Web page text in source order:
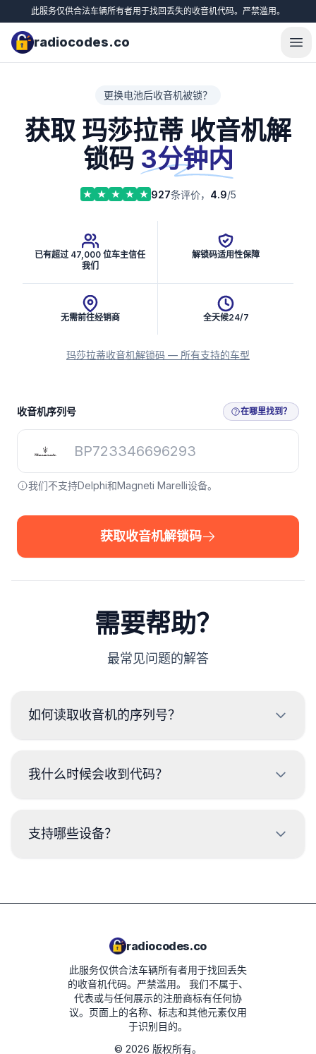
此服务仅供合法车辆所有者用于找回丢失的收音机代码。严禁滥用。
radiocodes.co
更换电池后收音机被锁？
获取 玛莎拉蒂 收音机解
锁码 3分钟内
927条评价， 4.9/5
已有超过 47,000 位车主信任
我们
解锁码适用性保障
无需前往经销商 全天候24/7
玛莎拉蒂收音机解锁码 — 所有支持的车型
收音机序列号 在哪里找到？
我们不支持Delphi和Magneti Marelli设备。
获取收音机解锁码
需要帮助？
最常见问题的解答
如何读取收音机的序列号？
壳标签上的代码。通常，序列号位于条形码的上方或下方。
067003105800D5910079026514
00790
我什么时候会收到代码？
支持哪些设备？
radiocodes.co
此服务仅供合法车辆所有者用于找回丢失
的收音机代码。严禁滥用。
我们不属于、
代表或与任何展示的注册商标有任何协
议。页面上的名称、标志和其他元素仅用
于识别目的。
© 2026 版权所有。